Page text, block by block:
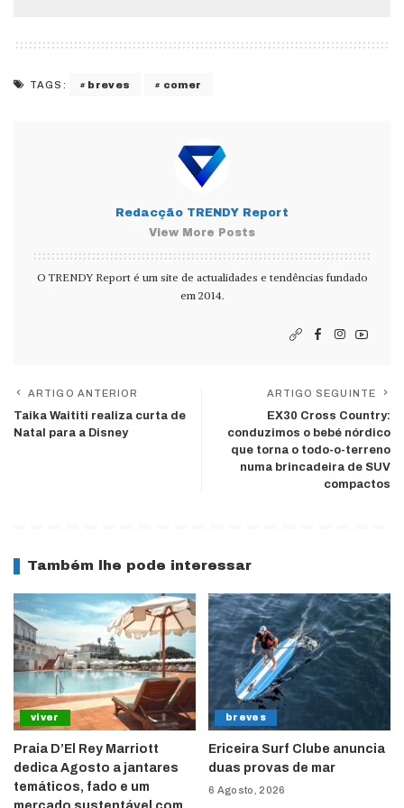
TAGS: breves comer
Redacção TRENDY Report
View More Posts
O TRENDY Report é um site de actualidades e tendências fundado
em 2014.
ARTIGO ANTERIOR
Taika Waititi realiza curta de
Natal para a Disney
ARTIGO SEGUINTE
EX30 Cross Country:
conduzimos o bebé nórdico
que torna o todo-o-terreno
numa brincadeira de SUV
compactos
Também lhe pode interessar
viver
Praia D’El Rey Marriott
dedica Agosto a jantares
temáticos, fado e um
breves
Ericeira Surf Clube anuncia
duas provas de mar
6 Agosto, 2026